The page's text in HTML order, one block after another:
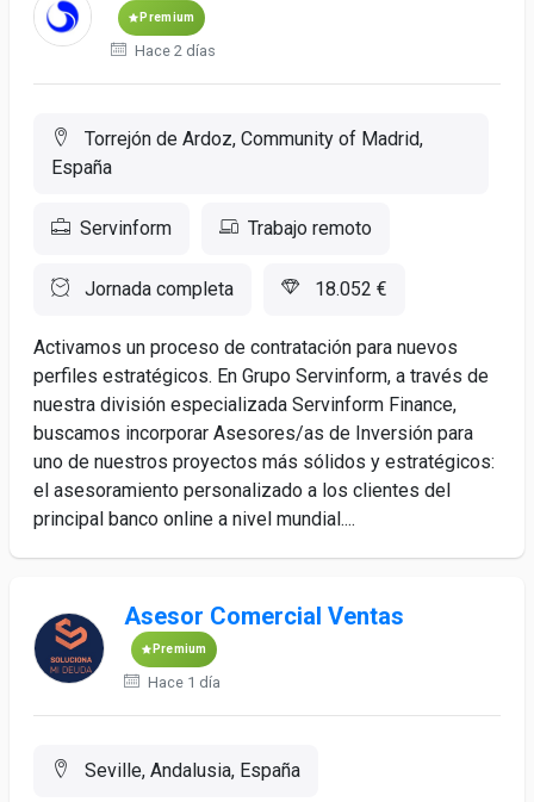
Premium
Hace 2 días
Torrejón de Ardoz, Community of Madrid,
España
Servinform Trabajo remoto
Jornada completa 18.052 €
Activamos un proceso de contratación para nuevos
perfiles estratégicos. En Grupo Servinform, a través de
nuestra división especializada Servinform Finance,
buscamos incorporar Asesores/as de Inversión para
uno de nuestros proyectos más sólidos y estratégicos:
el asesoramiento personalizado a los clientes del
principal banco online a nivel mundial....
Asesor Comercial Ventas
Premium
Hace 1 día
Seville, Andalusia, España